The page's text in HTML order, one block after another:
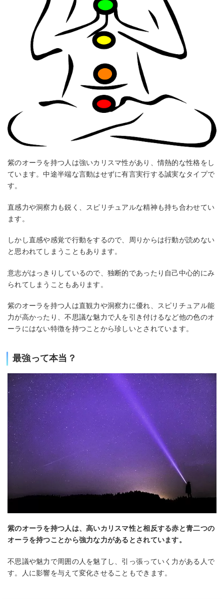
紫のオーラを持つ人は強いカリスマ性があり、情熱的な性格をし
ています。中途半端な言動はせずに有言実行する誠実なタイプで
す。
直感力や洞察力も鋭く、スピリチュアルな精神も持ち合わせてい
ます。
しかし直感や感覚で行動をするので、周りからは行動が読めない
と思われてしまうこともあります。
意志がはっきりしているので、独断的であったり自己中心的にみ
られてしまうこともあります。
紫のオーラを持つ人は直観力や洞察力に優れ、スピリチュアル能
力が高かったり、不思議な魅力で人を引き付けるなど他の色のオ
ーラにはない特徴を持つことから珍しいとされています。
最強って本当？
紫のオーラを持つ人は、高いカリスマ性と相反する赤と青二つの
オーラを持つことから強力な力があるとされています。
不思議や魅力で周囲の人を魅了し、引っ張っていく力がある人で
す。人に影響を与えて変化させることもできます。